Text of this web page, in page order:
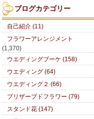
ブログカテゴリー
自己紹介 (11)
フラワーアレンジメント
(1,370)
ウエディングブーケ (158)
ウエディング (64)
ウエディング２ (66)
プリザーブドフラワー (79)
スタンド花 (147)